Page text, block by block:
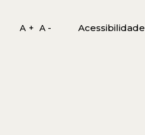
A + A - Acessibilidade